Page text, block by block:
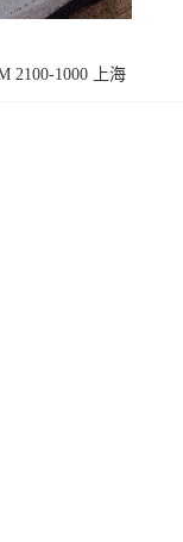
2100-1000 上海